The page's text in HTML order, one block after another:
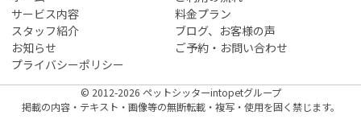
サービス内容
料金プラン
スタッフ紹介
ブログ、お客様の声
お知らせ
ご予約・お問い合わせ
プライバシーポリシー
© 2012-2026 ペットシッターintopetグループ
掲載の内容・テキスト・画像等の無断転載・複写・使用を固く禁じます。